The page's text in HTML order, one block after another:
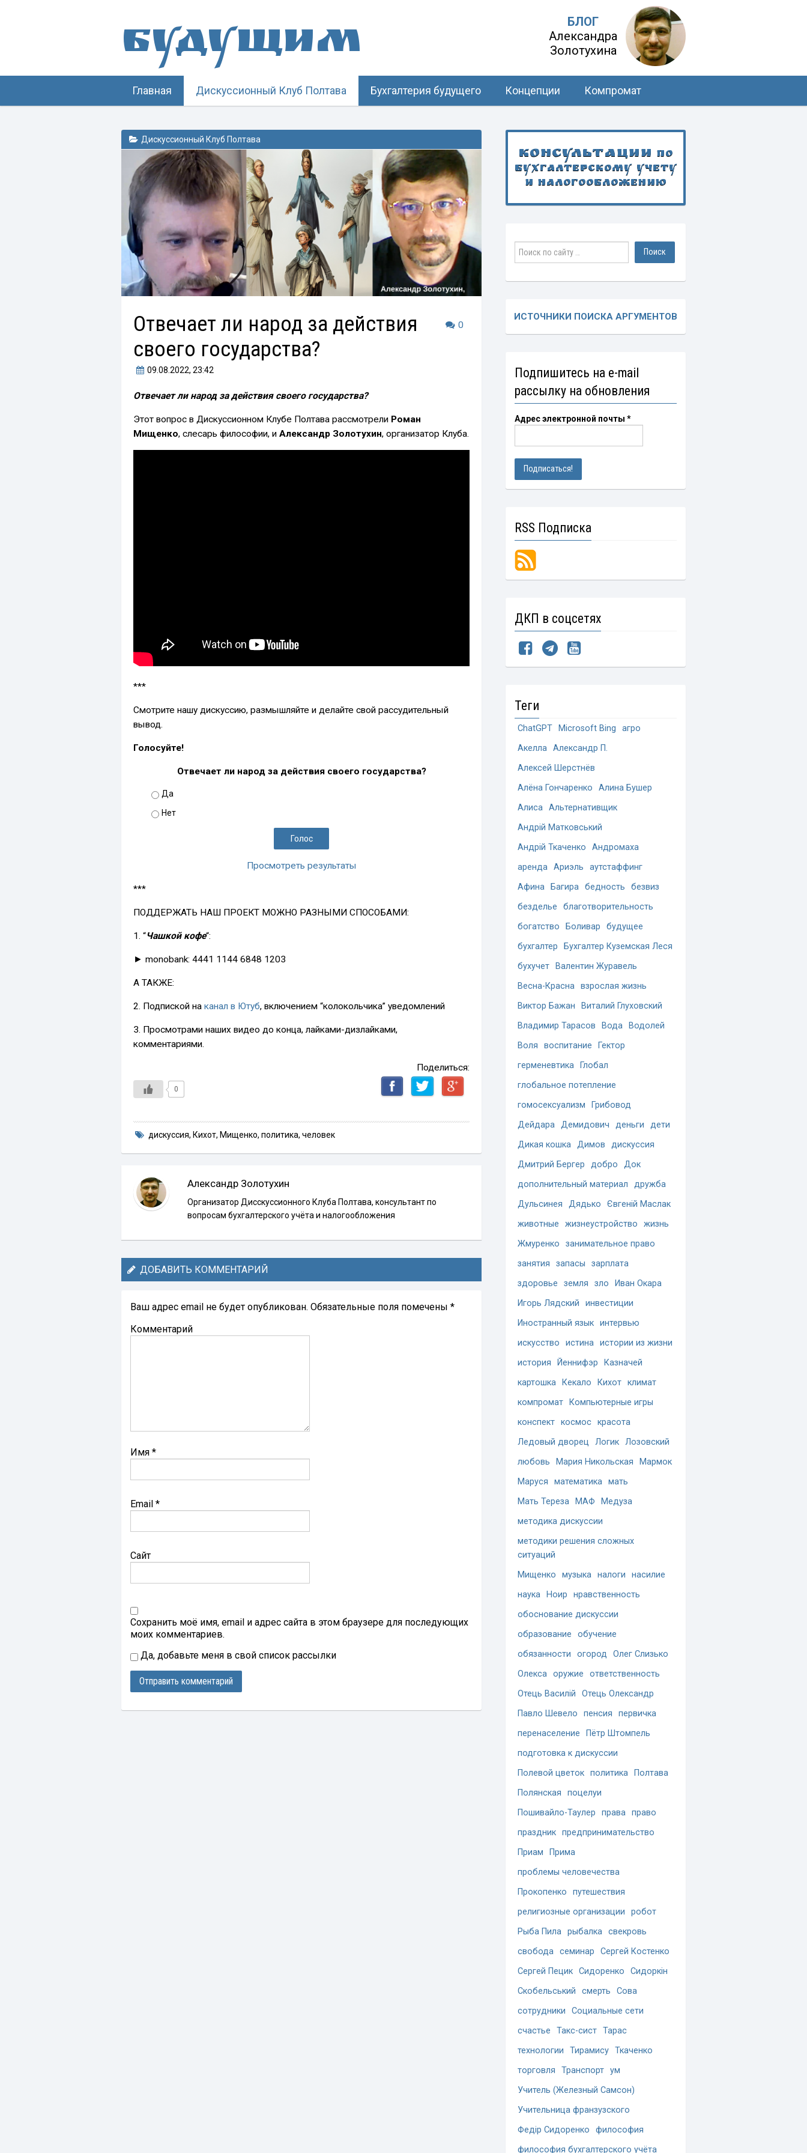
Будущим
БЛОГ
Александра
Золотухина
Главная Дискуссионный Клуб Полтава Бухгалтерия будущего Концепции Компромат
Дискуссионный Клуб Полтава
0
Отвечает ли народ за действия
своего государства?
09.08.2022, 23:42
Отвечает ли народ за действия своего государства?
Этот вопрос в Дискуссионном Клубе Полтава рассмотрели Роман
Мищенко, слесарь философии, и Александр Золотухин, организатор Клуба.
***
Смотрите нашу дискуссию, размышляйте и делайте свой рассудительный
вывод.
Голосуйте!
Отвечает ли народ за действия своего государства?
Да
Нет
Просмотреть результаты
***
ПОДДЕРЖАТЬ НАШ ПРОЕКТ МОЖНО РАЗНЫМИ СПОСОБАМИ:
1. “Чашкой кофе“:
► monobank: 4441 1144 6848 1203
А ТАКЖЕ:
2. Подпиской на канал в Ютуб, включением “колокольчика” уведомлений
3. Просмотрами наших видео до конца, лайками-дизлайками,
комментариями.
Поделиться:
0
дискуссия, Кихот, Мищенко, политика, человек
Александр Золотухин
Организатор Дисскуссионного Клуба Полтава, консультант по
вопросам бухгалтерского учёта и налогообложения
ДОБАВИТЬ КОММЕНТАРИЙ
Ваш адрес email не будет опубликован. Обязательные поля помечены *
Комментарий
Имя *
Email *
Сайт
Сохранить моё имя, email и адрес сайта в этом браузере для последующих
моих комментариев.
Да, добавьте меня в свой список рассылки
Консультации по
бухгалтерскому учету
и налогообложению
ИСТОЧНИКИ ПОИСКА АРГУМЕНТОВ
Подпишитесь на e-mail
рассылку на обновления
Адрес электронной почты *
RSS Подписка
ДКП в соцсетях
Теги
ChatGPT Microsoft Bing
агро
Акелла Александр П.
Алексей Шерстнёв
Алёна Гончаренко
Алина Бушер
Алиса Альтернативщик
Андрій Матковський
Андрій Ткаченко
Андромаха
аренда Ариэль
аутстаффинг
Афина
Багира бедность
безвиз
безделье
благотворительность
богатство
Боливар
будущее
бухгалтер
Бухгалтер Куземская Леся
бухучет
Валентин Журавель
Весна-Красна взрослая жизнь
Виктор Бажан
Виталий Глуховский
Владимир Тарасов
Вода
Водолей
Воля
воспитание
Гектор
герменевтика
Глобал
глобальное потепление
гомосексуализм
Грибовод
Дейдара Демидович деньги
дети
Дикая кошка Димов
дискуссия
Дмитрий Бергер
добро
Док
дополнительный материал
дружба
Дульсинея
Дядько
Євгеній Маслак
животные
жизнеустройство
жизнь
Жмуренко
занимательное право
занятия
запасы
зарплата
здоровье
земля зло
Иван Окара
Игорь Лядский
инвестиции
Иностранный язык интервью
искусство
истина истории из жизни
история
Йеннифэр
Казначей
картошка
Кекало Кихот климат
компромат
Компьютерные игры
конспект космос красота
Ледовый дворец
Логик Лозовский
любовь
Мария Никольская
Мармок
Маруся
математика мать
Мать Тереза
МАФ
Медуза
методика дискуссии
методики решения сложных
ситуаций
Мищенко
музыка налоги
насилие
наука
Ноир
нравственность
обоснование дискуссии
образование
обучение
обязанности
огород
Олег Слизько
Олекса оружие
ответственность
Отець Василій
Отець Олександр
Павло Шевело
пенсия
первичка
перенаселение
Пётр Штомпель
подготовка к дискуссии
Полевой цветок политика
Полтава
Полянская
поцелуи
Пошивайло-Таулер
права право
праздник предпринимательство
Приам
Прима
проблемы человечества
Прокопенко
путешествия
религиозные организации
робот
Рыба Пила рыбалка свекровь
свобода семинар
Сергей Костенко
Сергей Пецик Сидоренко
Сидоркін
Скобельський
смерть
Сова
сотрудники
Социальные сети
счастье
Такс-сист Тарас
технологии
Тирамису Ткаченко
торговля
Транспорт ум
Учитель (Железный Самсон)
Учительница франзузского
Федір Сидоренко
философия
философия бухгалтерского учёта